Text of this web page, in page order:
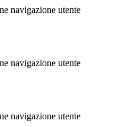
navigazione utente
navigazione utente
navigazione utente